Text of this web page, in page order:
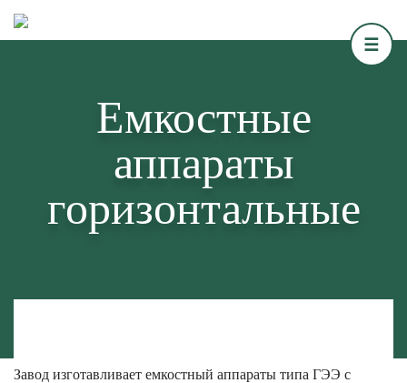
Емкостные
аппараты
горизонтальные
Завод изготавливает емкостный аппараты типа ГЭЭ с